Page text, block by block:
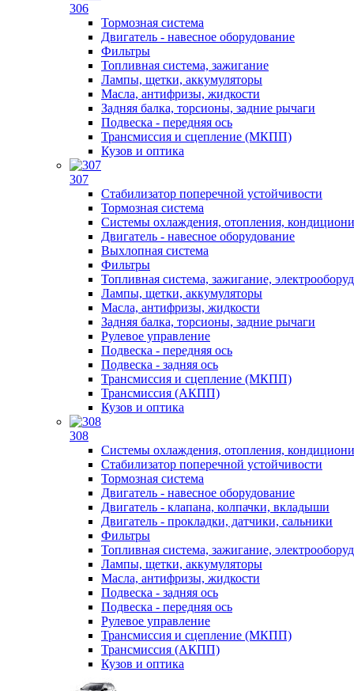
306
Тормозная система
Двигатель - навесное оборудование
Фильтры
Топливная система, зажигание
Лампы, щетки, аккумуляторы
Масла, антифризы, жидкости
Задняя балка, торсионы, задние рычаги
Подвеска - передняя ось
Трансмиссия и сцепление (МКПП)
Кузов и оптика
307
Стабилизатор поперечной устойчивости
Тормозная система
Системы охлаждения, отопления,
Двигатель - навесное оборудование
Выхлопная система
Фильтры
Топливная система, зажигание,
Лампы, щетки, аккумуляторы
Масла, антифризы, жидкости
Задняя балка, торсионы, задние рычаги
Рулевое управление
Подвеска - передняя ось
Подвеска - задняя ось
Трансмиссия и сцепление (МКПП)
Трансмиссия (АКПП)
Кузов и оптика
308
Системы охлаждения, отопления,
Стабилизатор поперечной устойчивости
Тормозная система
Двигатель - навесное оборудование
Двигатель - клапана, колпачки, вкладыши
Двигатель - прокладки, датчики, сальники
Фильтры
Топливная система, зажигание,
Лампы, щетки, аккумуляторы
Масла, антифризы, жидкости
Подвеска - задняя ось
Подвеска - передняя ось
Рулевое управление
Трансмиссия и сцепление (МКПП)
Трансмиссия (АКПП)
Кузов и оптика